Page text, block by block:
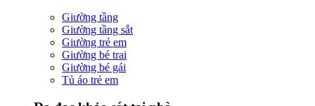
Giường tầng
Giường tầng sắt
Giường trẻ em
Giường bé trai
Giường bé gái
Tủ áo trẻ em